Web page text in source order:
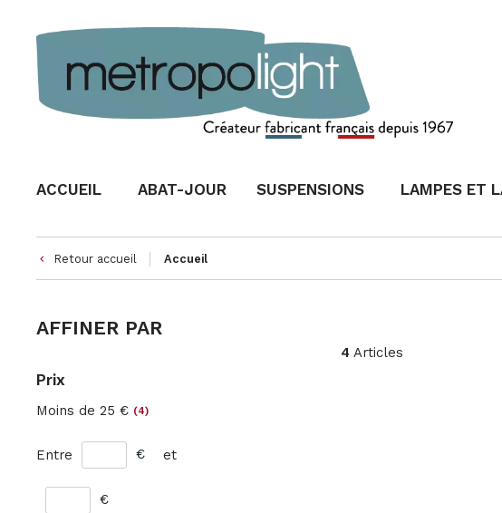
ACCUEIL ABAT-JOUR SUSPENSIONS LAMPES ET
keyboard_arrow_left Retour accueil Accueil
AFFINER PAR
Prix
Moins de 25 € (4)
Entre € et
€
4 Articles